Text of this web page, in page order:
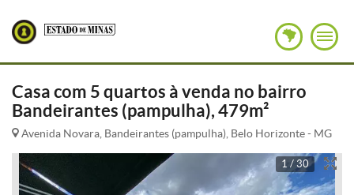
Casa com 5 quartos à venda no bairro
Bandeirantes (pampulha), 479m²
Avenida Novara, Bandeirantes (pampulha), Belo Horizonte - MG
1 / 30